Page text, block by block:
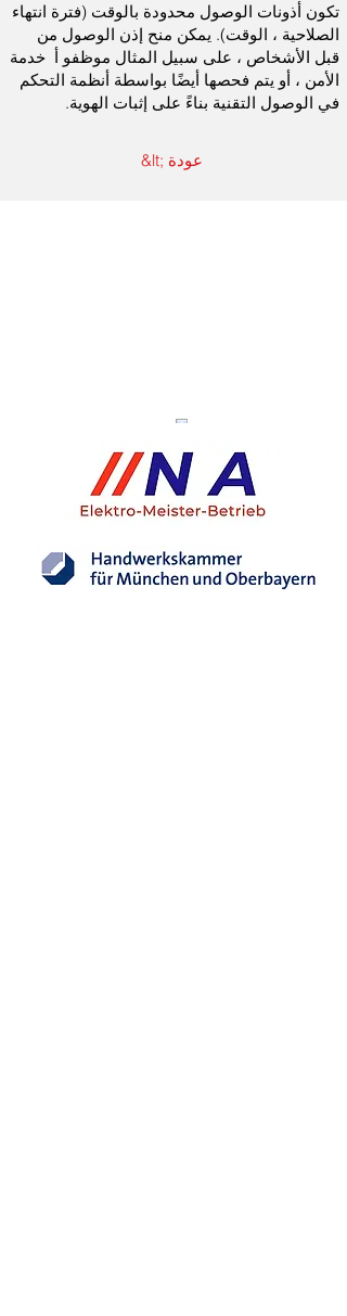
تكون أذونات الوصول محدودة بالوقت (فترة انتهاء
الصلاحية ، الوقت). يمكن منح إذن الوصول من
قبل الأشخاص ، على سبيل المثال موظفو أ خدمة
الأمن ، أو يتم فحصها أيضًا بواسطة أنظمة التحكم
في الوصول التقنية بناءً على إثبات الهوية.
&lt; عودة